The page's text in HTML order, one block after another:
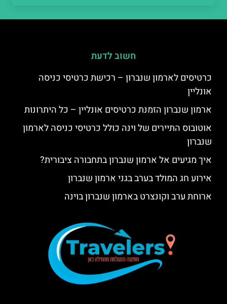
חשוב לדעת
כרטיסים לארמון שנברון – רכישת כרטיסי כניסה
אונליין
ארמון שנברון הזמנת כרטיסים אונליין – כל היתרונות
אוטובוס התיירים של וינה כולל כרטיסי כניסה לארמון
שנברון
איך מגיעים אל ארמון שנברון בתחבורה ציבורית?
אירוע חג המולד בערב בגני ארמון שנברון
ארוחת ערב וקונצרט בארמון שנברון בוינה